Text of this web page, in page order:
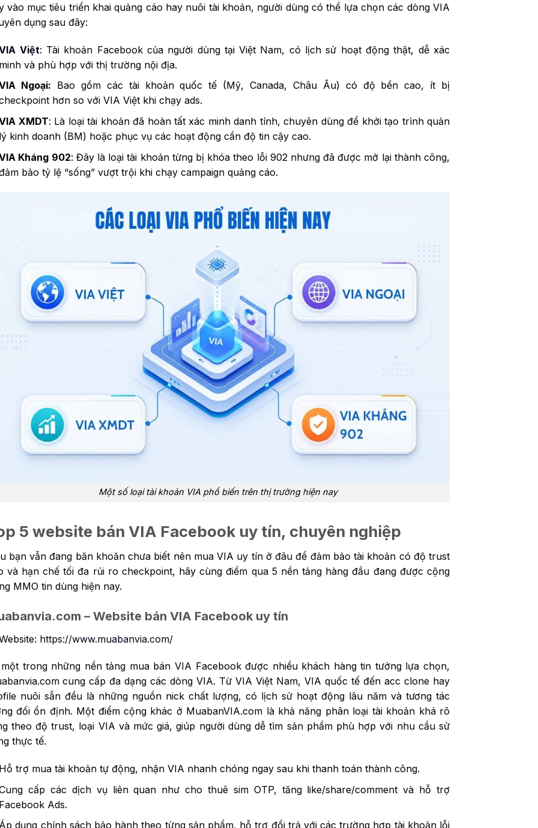
vào mục tiêu triển khai quảng cáo hay nuôi tài khoản, người dùng có thể lựa chọn các dòng VIA
dụng sau đây:
Việt: Tài khoản Facebook của người dùng tại Việt Nam, có lịch sử hoạt động thật, dễ xác
và phù hợp với thị trường nội địa.
Ngoại: Bao gồm các tài khoản quốc tế (Mỹ, Canada, Châu Âu) có độ bền cao, ít bị
hơn so với VIA Việt khi chạy ads.
XMDT: Là loại tài khoản đã hoàn tất xác minh danh tính, chuyên dùng để khởi tạo trình quản
kinh doanh (BM) hoặc phục vụ các hoạt động cần độ tin cậy cao.
Kháng 902: Đây là loại tài khoản từng bị khóa theo lỗi 902 nhưng đã được mở lại thành công,
bảo tỷ lệ “sống” vượt trội khi chạy campaign quảng cáo.
Một số loại tài khoản VIA phổ biến trên thị trường hiện nay
5 website bán VIA Facebook uy tín, chuyên nghiệp
bạn vẫn đang băn khoăn chưa biết nên mua VIA uy tín ở đâu để đảm bảo tài khoản có độ trust
và hạn chế tối đa rủi ro checkpoint, hãy cùng điểm qua 5 nền tảng hàng đầu đang được cộng
MMO tin dùng hiện nay.
– Website bán VIA Facebook uy tín
https://www.muabanvia.com/
trong những nền tảng mua bán VIA Facebook được nhiều khách hàng tin tưởng lựa chọn,
cung cấp đa dạng các dòng VIA. Từ VIA Việt Nam, VIA quốc tế đến acc clone hay
nuôi sẵn đều là những nguồn nick chất lượng, có lịch sử hoạt động lâu năm và tương tác
đối ổn định. Một điểm cộng khác ở MuabanVIA.com là khả năng phân loại tài khoản khá rõ
theo độ trust, loại VIA và mức giá, giúp người dùng dễ tìm sản phẩm phù hợp với nhu cầu sử
thực tế.
trợ mua tài khoản tự động, nhận VIA nhanh chóng ngay sau khi thanh toán thành công.
cấp các dịch vụ liên quan như cho thuê sim OTP, tăng like/share/comment và hỗ trợ
Ads.
dụng chính sách bảo hành theo từng sản phẩm, hỗ trợ đổi trả với các trường hợp tài khoản lỗi